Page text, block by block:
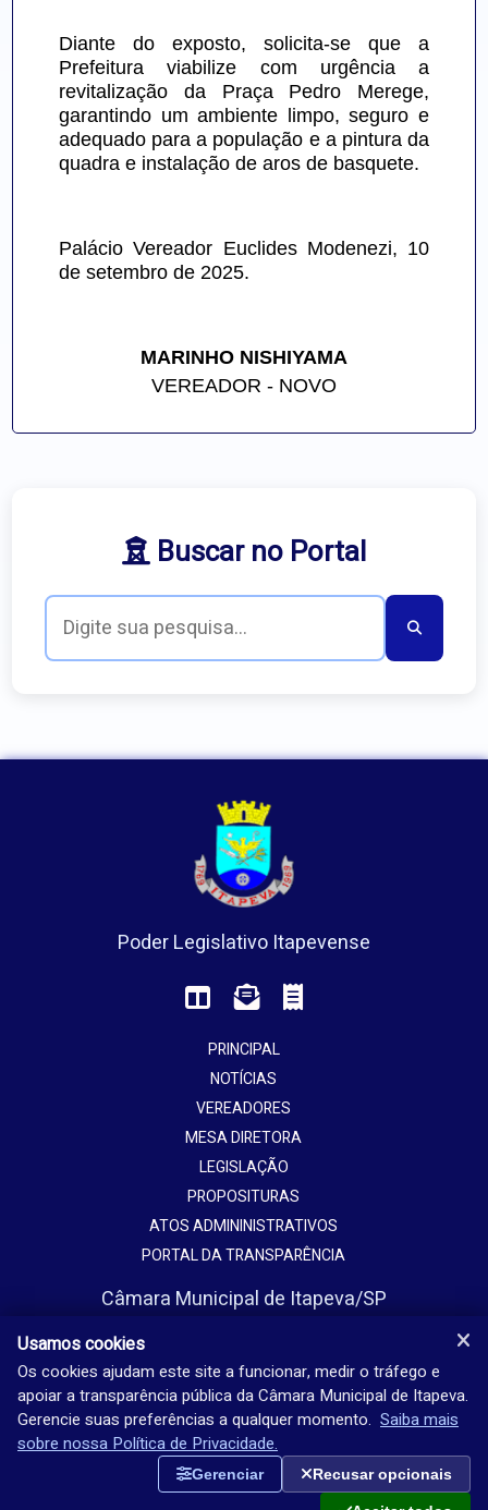
Diante do exposto, solicita-se que a
Prefeitura viabilize com urgência a
revitalização da Praça Pedro Merege,
garantindo um ambiente limpo, seguro e
adequado para a população e a pintura da
quadra e instalação de aros de basquete.
Palácio Vereador Euclides Modenezi, 10
de setembro de 2025.
MARINHO NISHIYAMA
VEREADOR - NOVO
Buscar no Portal
Poder Legislativo Itapevense
PRINCIPAL
NOTÍCIAS
VEREADORES
MESA DIRETORA
LEGISLAÇÃO
PROPOSITURAS
ATOS ADMININISTRATIVOS
PORTAL DA TRANSPARÊNCIA
Câmara Municipal de Itapeva/SP
Jardim Europa - Itapeva - SP - Brasil
(15) 3524-9200
Seg-sex: 08h-18h
Usamos cookies
Os cookies ajudam este site a funcionar, medir o tráfego e
apoiar a transparência pública da Câmara Municipal de Itapeva.
Gerencie suas preferências a qualquer momento. Saiba mais
sobre nossa Política de Privacidade.
Gerenciar Recusar opcionais